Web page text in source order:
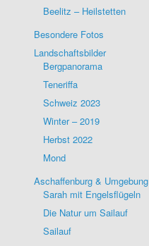
Beelitz – Heilstetten
Besondere Fotos
Landschaftsbilder
Bergpanorama
Teneriffa
Schweiz 2023
Winter – 2019
Herbst 2022
Mond
Aschaffenburg & Umgebung
Sarah mit Engelsflügeln
Die Natur um Sailauf
Sailauf